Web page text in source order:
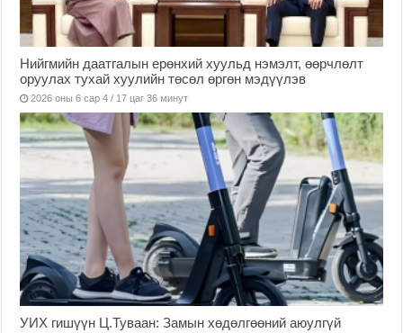
Нийгмийн даатгалын ерөнхий хуульд нэмэлт, өөрчлөлт
оруулах тухай хуулийн төсөл өргөн мэдүүлэв
2026 оны 6 сар 4 / 17 цаг 36 минут
УИХ гишүүн Ц.Туваан: Замын хөдөлгөөний аюулгүй